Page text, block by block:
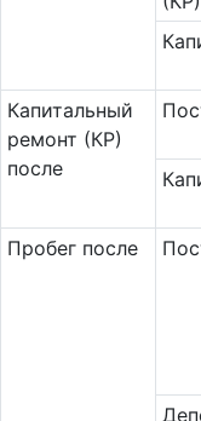
Ка­пи­таль­ный
ремонт (КР)
после
Пробег после